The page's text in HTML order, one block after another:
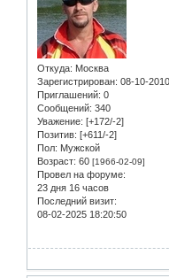
Откуда: Москва
Зарегистрирован: 08-10-2010
Приглашений: 0
Сообщений: 340
Уважение: [+172/-2]
Позитив: [+611/-2]
Пол: Мужской
Возраст: 60 [1966-02-09]
Провел на форуме:
23 дня 16 часов
Последний визит:
08-02-2025 18:20:50